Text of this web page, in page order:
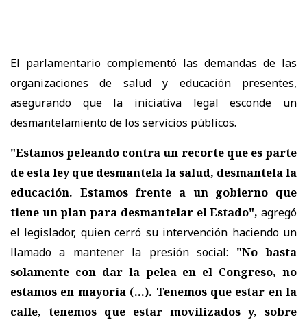
El parlamentario complementó las demandas de las
organizaciones de salud y educación presentes,
asegurando que la iniciativa legal esconde un
desmantelamiento de los servicios públicos.
"Estamos peleando contra un recorte que es parte
de esta ley que desmantela la salud, desmantela la
educación. Estamos frente a un gobierno que
tiene un plan para desmantelar el Estado", agregó
el legislador, quien cerró su intervención haciendo un
llamado a mantener la presión social: "No basta
solamente con dar la pelea en el Congreso, no
estamos en mayoría (...). Tenemos que estar en la
calle, tenemos que estar movilizados y, sobre